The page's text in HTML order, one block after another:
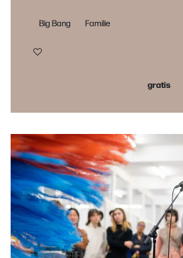
Big Bang Familie
gratis